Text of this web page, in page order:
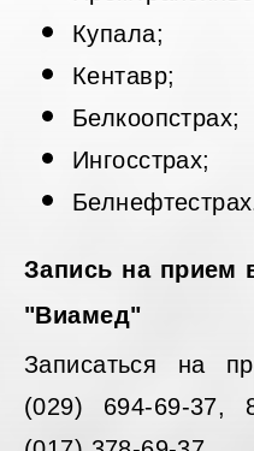
Купала;
Кентавр;
Белкоопстрах;
Ингосстрах;
Запись на прием
"Виамед"
Записаться на
(029) 694-69-37,